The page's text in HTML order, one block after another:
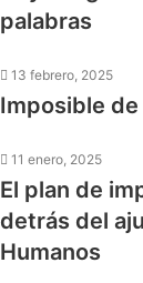
palabras
13 febrero, 2025
Imposible
11 enero, 2025
El plan de
detrás del
Humanos